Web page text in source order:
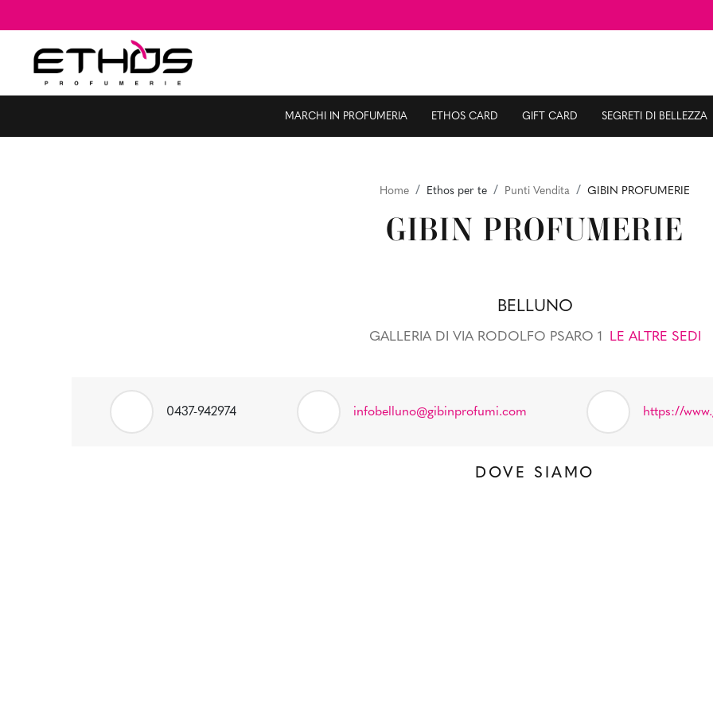
MARCHI IN PROFUMERIA ETHOS CARD GIFT CARD SEGRETI DI BELLEZZA
Home Ethos per te Punti Vendita GIBIN PROFUMERIE
GIBIN PROFUMERIE
BELLUNO
GALLERIA DI VIA RODOLFO PSARO 1 LE ALTRE SEDI
0437-942974 infobelluno@gibinprofumi.com https://
DOVE SIAMO